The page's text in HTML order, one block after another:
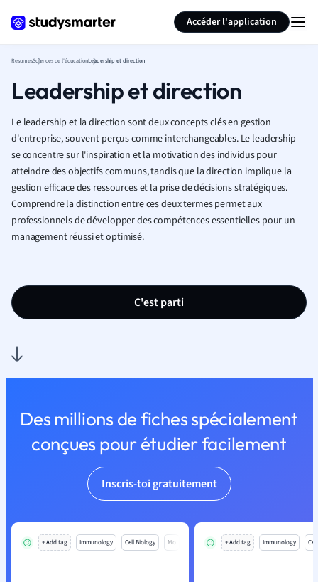
Accéder l'application
ResumesSciences de l'éducationLeadership et direction
Leadership et direction
Le leadership et la direction sont deux concepts clés en gestion
d'entreprise, souvent perçus comme interchangeables. Le leadership
se concentre sur l'inspiration et la motivation des individus pour
atteindre des objectifs communs, tandis que la direction implique la
gestion efficace des ressources et la prise de décisions stratégiques.
Comprendre la distinction entre ces deux termes permet aux
professionnels de développer des compétences essentielles pour un
management réussi et optimisé.
C'est parti
Des millions de fiches spécialement
conçues pour étudier facilement
Inscris-toi gratuitement
+ Add tag Immunology Cell Biology Mo + Add tag Immunology
Résumer la page